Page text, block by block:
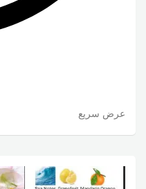
عرض سريع